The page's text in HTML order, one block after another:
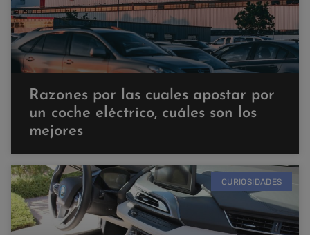
Razones por las cuales apostar por
un coche eléctrico, cuáles son los
mejores
CURIOSIDADES